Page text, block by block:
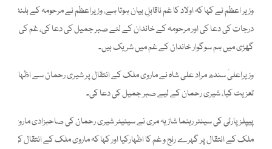
وزیر اعظم نے کہا کہ اولاد کا غم ناقابلِ بیان ہوتا ہے، وزیراعظم نے مرحومہ کے بلندی
درجات کی دعا کی اور مرحومہ کے خاندان کے لئے صبر جمیل کی دعا کی، غم کی اس
گھڑی میں ہم سوگوار خاندان کے غم میں شریک ہیں۔
وزیراعلیٰ سندھ مراد علی شاہ نے ماروی ملک کے انتقال پر شیری رحمان سے اظہار
تعزیت کیا، شیری رحمان کے لیے صبر جمیل کی دعا کی۔
پیپلز پارٹی کی سینئر رہنما شازیہ مری نے سینیٹر شیری رحمان کی صاحبزادی ماروی
ملک کے انتقال پر گہرے رنج و غم کا اظہارکیا اور کہا کہ ماروی ملک کے انتقال کی